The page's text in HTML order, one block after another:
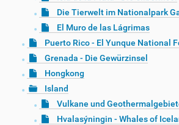
Die Tierwelt im Nationalpark
El Muro de las Lágrimas
Puerto Rico - El Yunque National
Grenada - Die Gewürzinsel
Hongkong
Island
Vulkane und
Hvalasýningin - Whales of